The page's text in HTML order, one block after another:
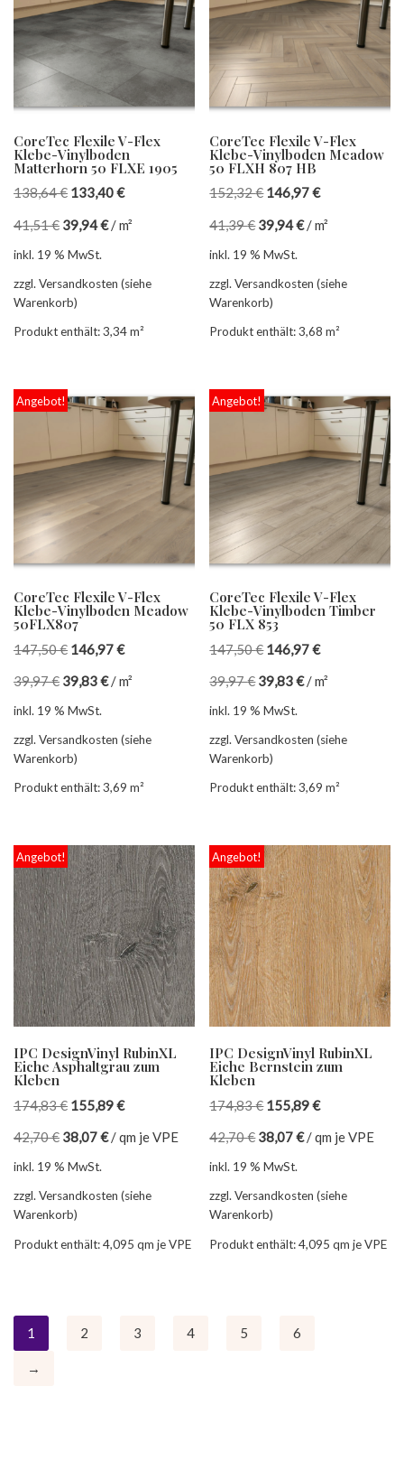
CoreTec Flexile V-Flex
Klebe-Vinylboden
Matterhorn 50 FLXE 1905
138,64€ 133,40€
41,51€ 39,94€/m²
inkl. 19 % MwSt.
zzgl. Versandkosten (siehe
Warenkorb)
Produkt enthält: 3,34m²
CoreTec Flexile V-Flex
Klebe-Vinylboden Meadow
50 FLXH 807 HB
152,32€ 146,97€
41,39€ 39,94€/m²
inkl. 19 % MwSt.
zzgl. Versandkosten (siehe
Warenkorb)
Produkt enthält: 3,68m²
Angebot!
CoreTec Flexile V-Flex
Klebe-Vinylboden Meadow
50FLX807
147,50€ 146,97€
39,97€ 39,83€/m²
inkl. 19 % MwSt.
zzgl. Versandkosten (siehe
Warenkorb)
Produkt enthält: 3,69 m²
Angebot!
CoreTec Flexile V-Flex
Klebe-Vinylboden Timber
50 FLX 853
147,50€ 146,97€
39,97€ 39,83€/m²
inkl. 19 % MwSt.
zzgl. Versandkosten (siehe
Warenkorb)
Produkt enthält: 3,69m²
Angebot!
IPC DesignVinyl RubinXL
Eiche Asphaltgrau zum
Kleben
174,83€ 155,89€
42,70€ 38,07€/qm je VPE
inkl. 19 % MwSt.
zzgl. Versandkosten (siehe
Warenkorb)
Produkt enthält: 4,095 qm je VPE
Angebot!
IPC DesignVinyl RubinXL
Eiche Bernstein zum
Kleben
174,83€ 155,89€
42,70€ 38,07€/qm je VPE
inkl. 19 % MwSt.
zzgl. Versandkosten (siehe
Warenkorb)
Produkt enthält: 4,095qm je VPE
1 2 3 4 5 6
→